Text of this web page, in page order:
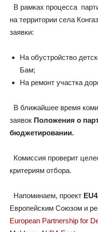
В рамках процесса
на территории села
заявки:
На обустройство
Бам;
На ремонт участка
В ближайшее время
заявок Положения о
бюджетировании.
Комиссия проверит
критериям отбора.
Напоминаем, проект
Европейским Союзом и
European Partnership for